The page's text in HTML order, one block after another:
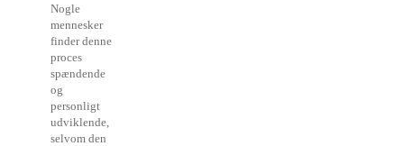
Nogle
mennesker
finder denne
proces
spændende
og
personligt
udviklende,
selvom den